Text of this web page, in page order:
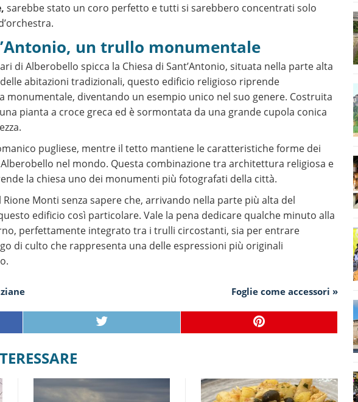
sarebbe stato un coro perfetto e tutti si sarebbero concentrati solo
un trullo monumentale
di Alberobello spicca la Chiesa di Sant’Antonio, situata nella parte alta
abitazioni tradizionali, questo edificio religioso riprende
monumentale, diventando un esempio unico nel suo genere. Costruita
pianta a croce greca ed è sormontata da una grande cupola conica
pugliese, mentre il tetto mantiene le caratteristiche forme dei
nel mondo. Questa combinazione tra architettura religiosa e
la chiesa uno dei monumenti più fotografati della città.
Monti senza sapere che, arrivando nella parte più alta del
edificio così particolare. Vale la pena dedicare qualche minuto alla
perfettamente integrato tra i trulli circostanti, sia per entrare
di culto che rappresenta una delle espressioni più originali
Foglie come accessori »